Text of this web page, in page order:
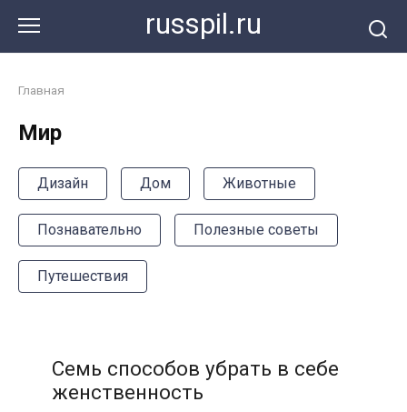
контенту
russpil.ru
Главная
Мир
Дизайн Дом Животные
Познавательно Полезные советы
Путешествия
Семь способов убрать в себе
женственность